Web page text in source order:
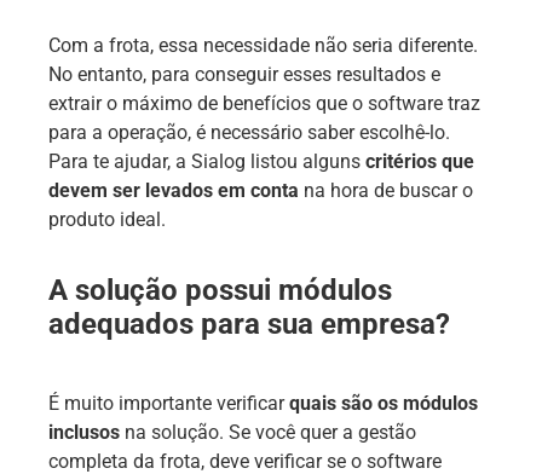
Com a frota, essa necessidade não seria diferente.
No entanto, para conseguir esses resultados e
extrair o máximo de benefícios que o software traz
para a operação, é necessário saber escolhê-lo.
Para te ajudar, a Sialog listou alguns critérios que
devem ser levados em conta na hora de buscar o
produto ideal.
A solução possui módulos
adequados para sua empresa?
É muito importante verificarquais são os módulos
inclusos na solução. Se você quer a gestão
completa da frota, deve verificar se o software